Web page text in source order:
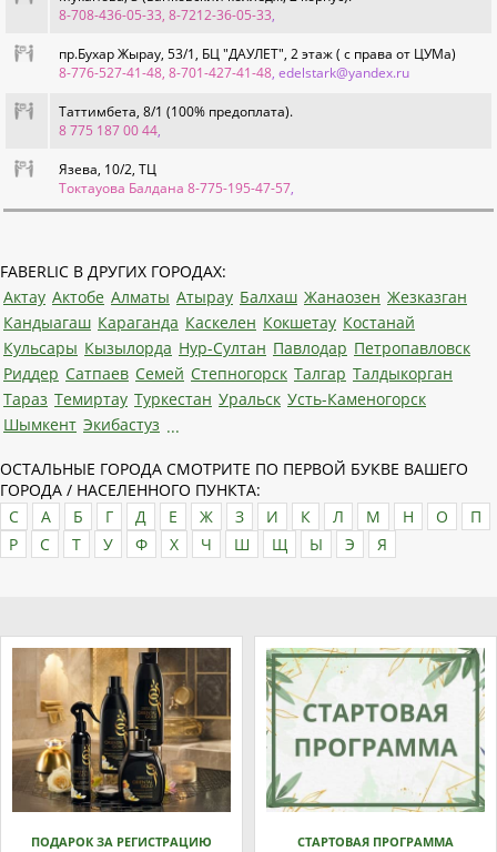
8-708-436-05-33, 8-7212-36-05-33,
пр.Бухар Жырау, 53/1, БЦ "ДАУЛЕТ", 2 этаж ( с права от ЦУМа)
8-776-527-41-48, 8-701-427-41-48, edelstark@yandex.ru
Таттимбета, 8/1 (100% предоплата).
8 775 187 00 44,
Язева, 10/2, ТЦ
Токтауова Балдана 8-775-195-47-57,
FABERLIC В ДРУГИХ ГОРОДАХ:
Актау Актобе Алматы Атырау Балхаш Жанаозен Жезказган
Кандыагаш Караганда Каскелен Кокшетау Костанай
Кульсары Кызылорда Нур-Султан Павлодар Петропавловск
Риддер Сатпаев Семей Степногорск Талгар Талдыкорган
Тараз Темиртау Туркестан Уральск Усть-Каменогорск
Шымкент Экибастуз ...
ОСТАЛЬНЫЕ ГОРОДА СМОТРИТЕ ПО ПЕРВОЙ БУКВЕ ВАШЕГО
ГОРОДА / НАСЕЛЕННОГО ПУНКТА:
C
А Б Г Д Е Ж З И К Л М Н О
П
Р
С Т У Ф Х Ч Ш Щ Ы Э Я
ПОДАРОК ЗА РЕГИСТРАЦИЮ СТАРТОВАЯ ПРОГРАММА